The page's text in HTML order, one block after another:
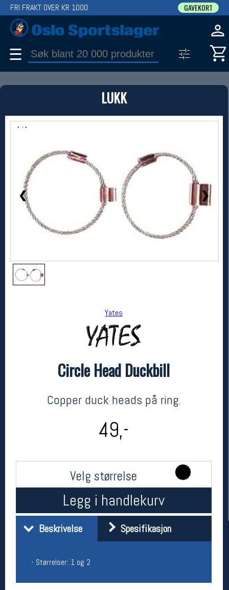
LUKK
1 / 1
❮ ❯
Yates
Circle Head Duckbill
Copper duck heads på ring.
49,-
Velg størrelse
Legg i handlekurv
Beskrivelse Spesifikasjon
- Størrelser: 1 og 2
FRI FRAKT OVER KR 1000 GAVEKORT
☰
PRODUKT
Produkter (1)
Bruk filter til å spisse søket
Yates
kr 49
Her finner du oss